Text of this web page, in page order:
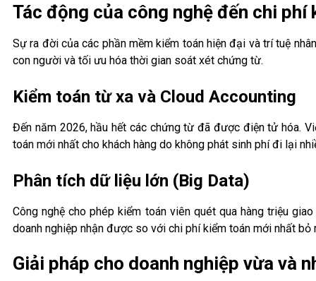
Tác động của công nghệ đến chi phí
Sự ra đời của các phần mềm kiểm toán hiện đại và trí tuệ
con người và tối ưu hóa thời gian soát xét chứng từ.
Kiểm toán từ xa và Cloud Accounting
Đến năm 2026, hầu hết các chứng từ đã được điện tử hóa.
toán mới nhất cho khách hàng do không phát sinh phí đi lại
Phân tích dữ liệu lớn (Big Data)
Công nghệ cho phép kiểm toán viên quét qua hàng triệu
doanh nghiệp nhận được so với chi phí kiểm toán mới nhất bỏ
Giải pháp cho doanh nghiệp vừa và